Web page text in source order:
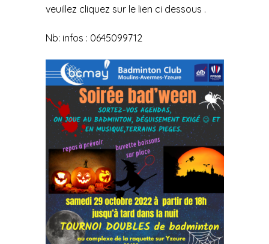
veuillez cliquez sur le lien ci dessous .
Nb: infos : 0645099712